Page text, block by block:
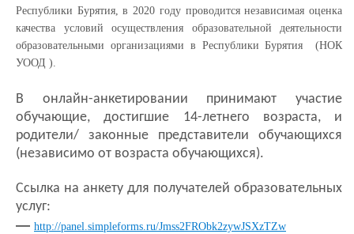
Республики Бурятия, в 2020 году проводится независимая оценка
качества условий осуществления образовательной деятельности
образовательными организациями в Республики Бурятия (НОК
УООД ).
В онлайн-анкетировании принимают участие
обучающие, достигшие 14-летнего возраста, и
родители/ законные представители обучающихся
(независимо от возраста обучающихся).
Ссылка на анкету для получателей образовательных
услуг:
— http://panel.simpleforms.ru/Jmss2FRObk2zywJSXzTZw